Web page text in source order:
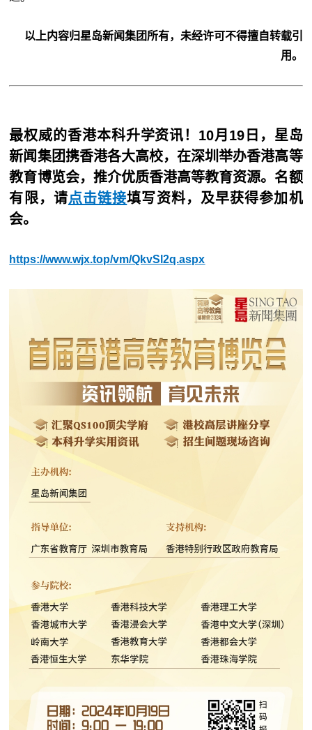
以上内容归星岛新闻集团所有，未经许可不得擅自转载引
用。
最权威的香港本科升学资讯！10月19日，星岛
新闻集团携香港各大高校，在深圳举办香港高等
教育博览会，推介优质香港高等教育资源。名额
有限，请点击链接填写资料，及早获得参加机
会。
https://www.wjx.top/vm/QkvSl2q.aspx